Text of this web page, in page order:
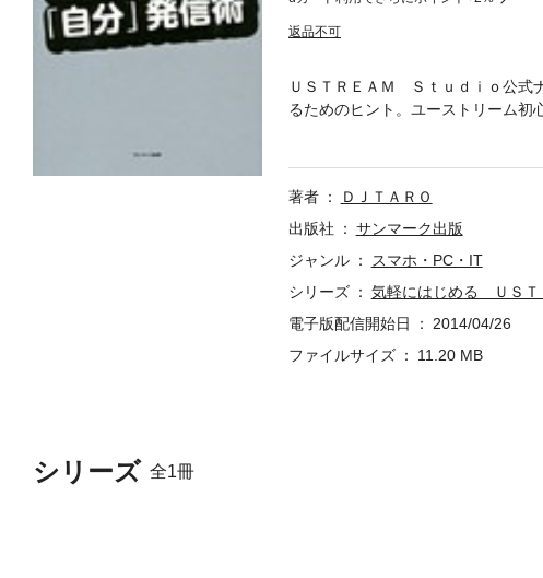
返品不可
シリーズ 全1冊
ＵＳＴＲＥＡＭ Ｓｔｕｄｉｏ公式
るためのヒント。ユーストリーム初
「何を配信したらいいのかわから
たいという方も、必見の一冊です！
著者
ＤＪＴＡＲＯ
出版社
サンマーク出版
ジャンル
スマホ・PC・IT
シリーズ
気軽にはじめる ＵＳＴ
電子版配信開始日
2014/04/26
ファイルサイズ
11.20 MB